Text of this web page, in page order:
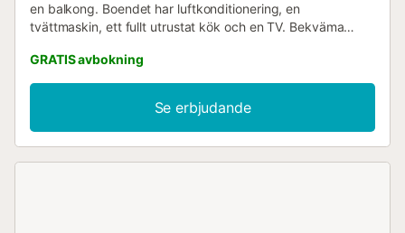
en balkong. Boendet har luftkonditionering, en
tvättmaskin, ett fullt utrustat kök och en TV. Bekväma
och ett fullt utrustat kök. Lägenheten har en balkong för
avkoppling. Utmärkt läge:Beläget 10 km från Malagas
flygplats. Närliggande attraktioner inkluderar La
Malagueta Beach (2 minuters promenad), Malaga Park
(700 meter) och Picasso Museum Málaga (1 km). En
GRATIS avbokning
Se erbjudande